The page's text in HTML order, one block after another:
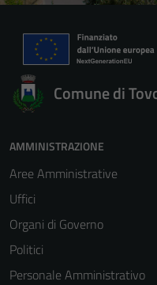
Comune di
AMMINISTRAZIONE
Aree Amministrative
Uffici
Organi di Governo
Politici
Personale Amministrativo